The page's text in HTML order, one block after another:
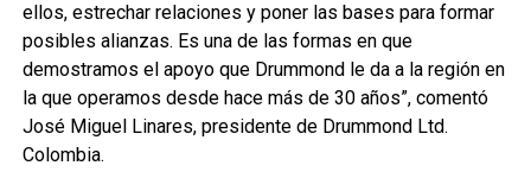
ellos, estrechar relaciones y poner las bases para formar
posibles alianzas. Es una de las formas en que
demostramos el apoyo que Drummond le da a la región en
la que operamos desde hace más de 30 años”, comentó
José Miguel Linares, presidente de Drummond Ltd.
Colombia.